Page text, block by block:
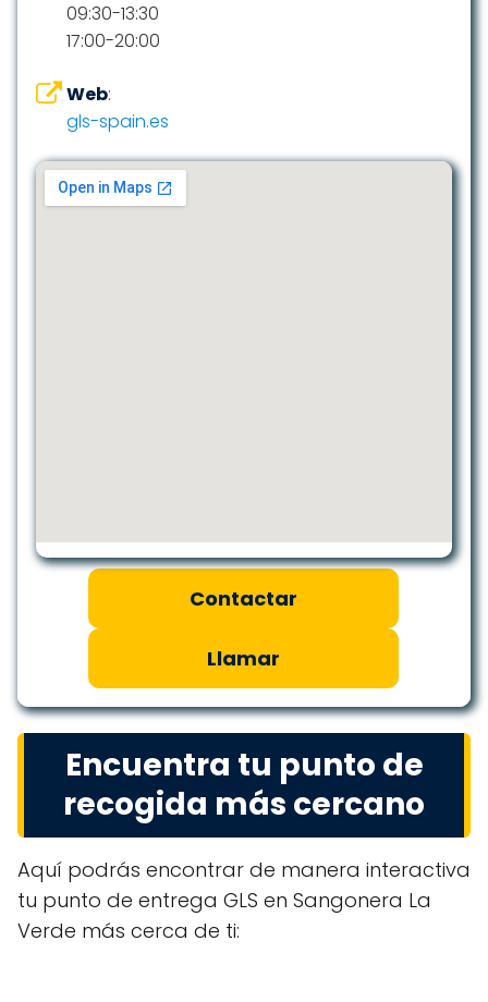
09:30-13:30
17:00-20:00
Web:
gls-spain.es
Contactar
Llamar
Encuentra tu punto de
recogida más cercano
Aquí podrás encontrar de manera interactiva
tu punto de entrega GLS en Sangonera La
Verde más cerca de ti: